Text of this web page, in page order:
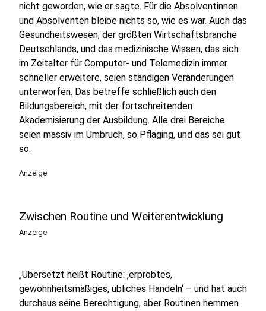
nicht geworden, wie er sagte. Für die Absolventinnen
und Absolventen bleibe nichts so, wie es war. Auch das
Gesundheitswesen, der größten Wirtschaftsbranche
Deutschlands, und das medizinische Wissen, das sich
im Zeitalter für Computer- und Telemedizin immer
schneller erweitere, seien ständigen Veränderungen
unterworfen. Das betreffe schließlich auch den
Bildungsbereich, mit der fortschreitenden
Akademisierung der Ausbildung. Alle drei Bereiche
seien massiv im Umbruch, so Pfläging, und das sei gut
so.
Anzeige
Zwischen Routine und Weiterentwicklung
Anzeige
„Übersetzt heißt Routine: ‚erprobtes,
gewohnheitsmäßiges, übliches Handeln‘ – und hat auch
durchaus seine Berechtigung, aber Routinen hemmen